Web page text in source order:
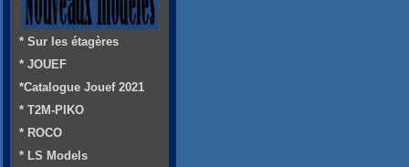
* Sur les étagères
* JOUEF
*Catalogue Jouef 2021
* T2M-PIKO
* ROCO
* LS Models